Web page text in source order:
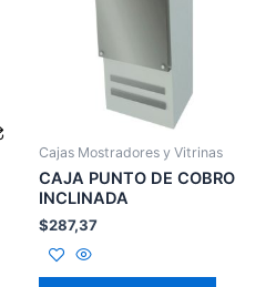
Cajas Mostradores y Vitrinas
CAJA PUNTO DE COBRO
INCLINADA
$287,37